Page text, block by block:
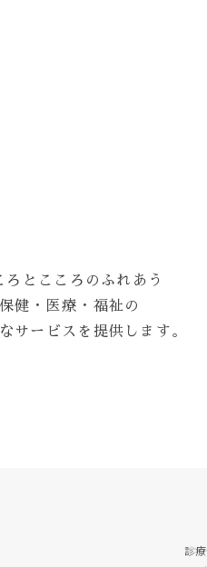
ろとこころのふれあう
保健・医療・福祉の
サービスを提供します。
診